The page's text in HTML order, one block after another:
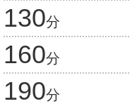
130分
160分
190分